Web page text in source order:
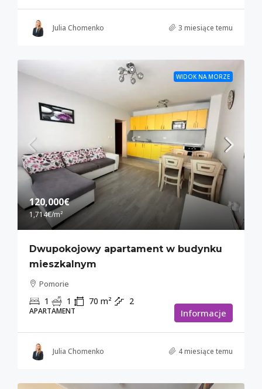
Julia Chomenko 3 miesiące temu
WIDOK NA MORZE
120,000€
1,714€/m²
Dwupokojowy apartament w budynku
mieszkalnym
Pomorie
1 1 70 m² 2
APARTAMENT Informacje
Julia Chomenko 4 miesiące temu